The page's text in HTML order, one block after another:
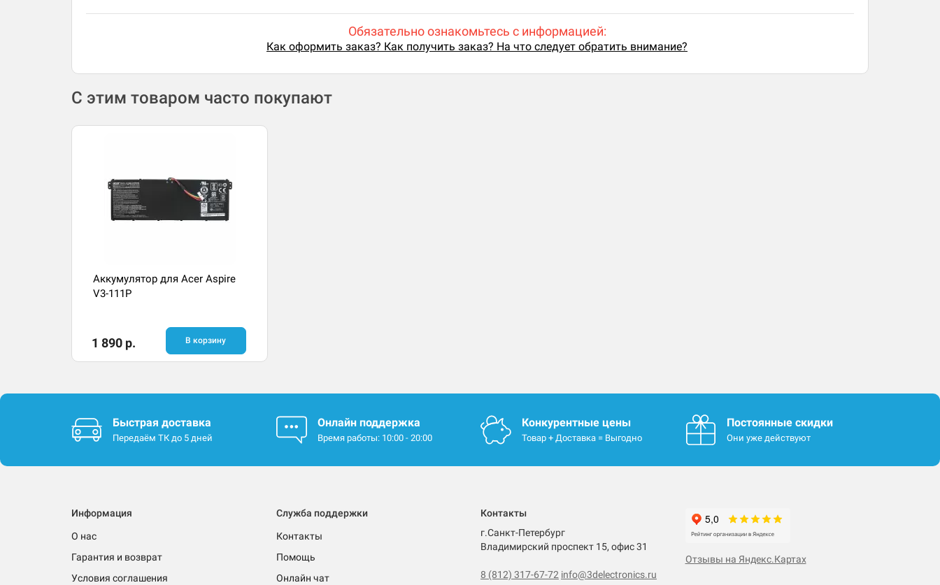
Обязательно ознакомьтесь с информацией:
Как оформить заказ? Как получить заказ? На что следует обратить внимание?
С этим товаром часто покупают
Аккумулятор для Acer Aspire
V3-111P
1 890 р. В корзину
Быстрая доставка
Передаём ТК до 5 дней
Онлайн поддержка
Время работы: 10:00 - 20:00
Конкурентные цены
Товар + Доставка = Выгодно
Постоянные скидки
Они уже действуют
Информация
О нас
Гарантия и возврат
Условия соглашения
Служба поддержки
Контакты
Помощь
Онлайн чат
Контакты
г.Санкт-Петербург
Владимирский проспект 15, офис 31
8 (812) 317-67-72 info@3delectronics.ru
Отзывы на Яндекс.Картах